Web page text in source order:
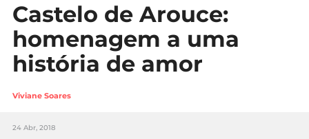
Carreira
Casa
Lifestyle
Sociedade
Castelo de Arouce:
homenagem a uma
história de amor
Viviane Soares
24 Abr, 2018